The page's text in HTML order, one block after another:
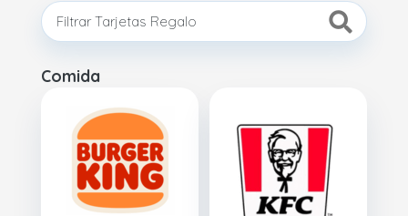
Comida